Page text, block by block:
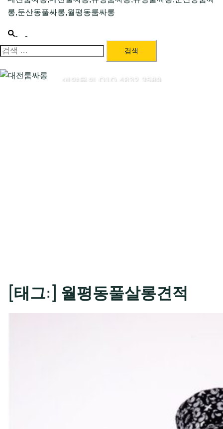
롱,둔산동풀싸롱,월평동룸싸롱
Search
menu
검
대전룸싸롱 1위 하지원팀장
예약문의 O1O.4832.3589
[태그:] 월평동풀살롱견적